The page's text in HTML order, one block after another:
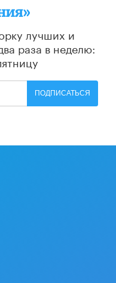
лучших и
раза в неделю:
ПОДПИСАТЬСЯ